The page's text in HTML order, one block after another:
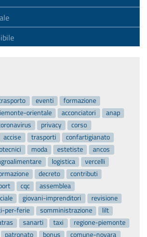
orientale
privacy
corso
accise trasporti
confartigianato
moda estetiste
agroalimentare logistica
vercelli
decreto
contributi
cqc
assemblea
giovani-imprenditori
revisione
per-ferie somministrazione
sanarti taxi
regione-piemonte
patronato bonus
comune-novara
castello lavoro
fiera
biobene inail
convenzione